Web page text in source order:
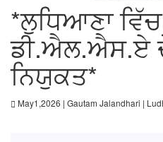
*ਲੁਧਿਆਣਾ
ਡੀ.ਐਲ.ਐਸ.ਏ
ਨਿਯੁਕਤ*
May1,2026 | Gautam Jalandhari |